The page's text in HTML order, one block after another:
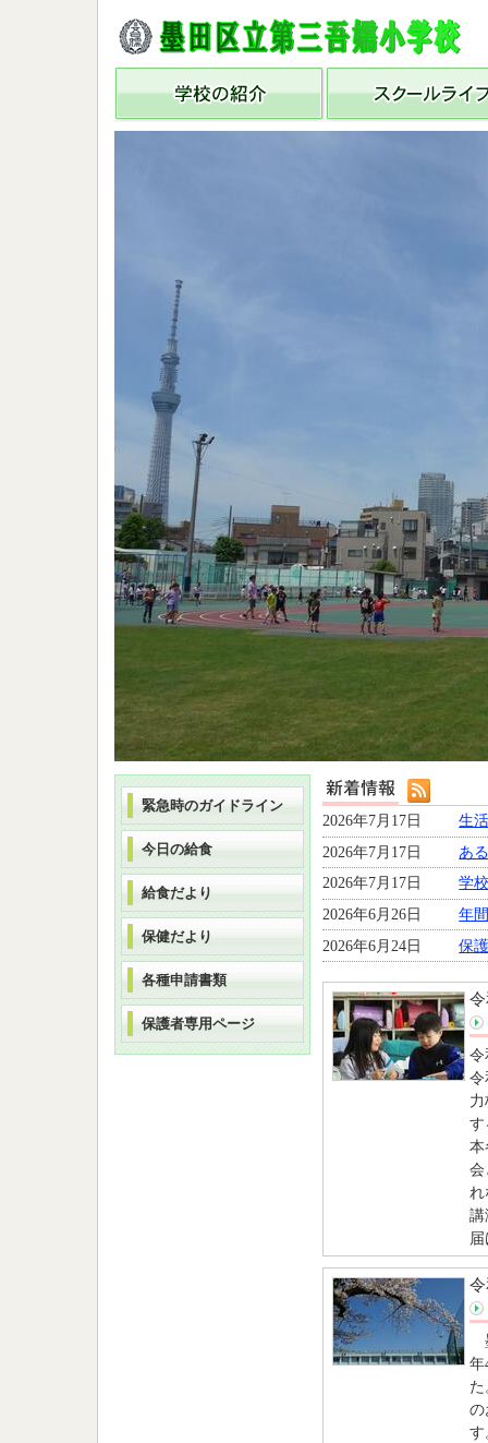
緊急時のガイドライン
今日の給食
給食だより
保健だより
各種申請書類
保護者専用ページ
2026年7月17日
生
2026年7月17日
あ
2026年7月17日
学
2026年6月26日
年
2026年6月24日
保
令
令
す
本
会
れ
講
年
の
す